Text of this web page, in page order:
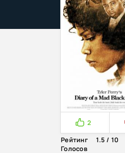
2
Рейтинг
1.5 / 10
Голосов